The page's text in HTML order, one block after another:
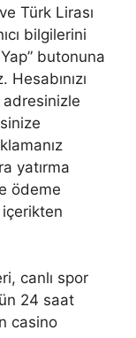
Türk Lirası
bilgilerini
butonuna
Hesabınızı
yatırma
ödeme
canlı spor
24 saat
casino